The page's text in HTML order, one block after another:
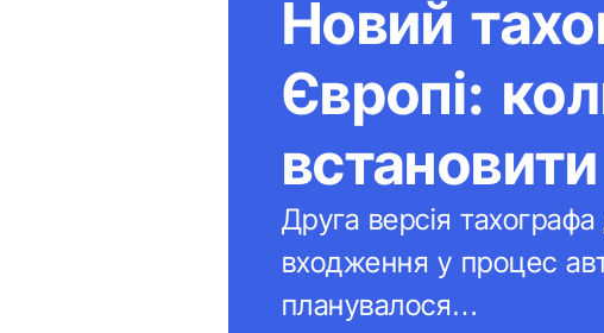
Новий
Європі:
встановити
Друга версія
входження у процес
планувалося…